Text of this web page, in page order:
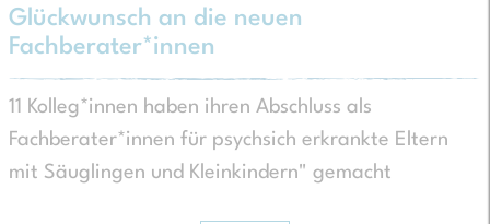
Glückwunsch an die neuen
Fachberater*innen
11 Kolleg*innen haben ihren Abschluss als
Fachberater*innen für psychsich erkrankte Eltern
mit Säuglingen und Kleinkindern" gemacht